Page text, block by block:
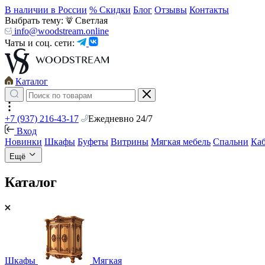
В наличии в России % Скидки Блог Отзывы Контакты
Выбрать тему:
Светлая
info@woodstream.online
Чаты и соц. сети:
Каталог
+7 (937) 216-43-17
Ежедневно 24/7
Вход
Новинки Шкафы Буфеты Витрины Мягкая мебель Спальни
Ещё
Каталог
Шкафы Мягкая